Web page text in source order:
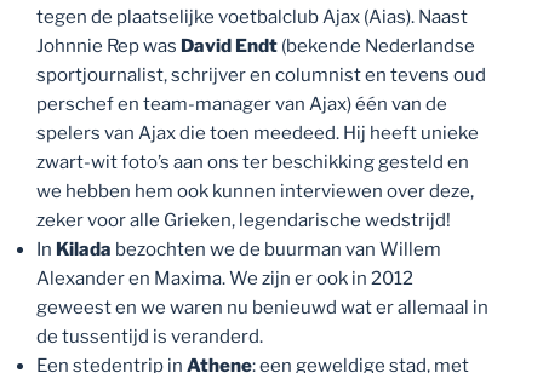
tegen de plaatselijke voetbalclub Ajax (Aias). Naast
Johnnie Rep was David Endt (bekende Nederlandse
sportjournalist, schrijver en columnist en tevens oud
perschef en team-manager van Ajax) één van de
spelers van Ajax die toen meedeed. Hij heeft unieke
zwart-wit foto’s aan ons ter beschikking gesteld en
we hebben hem ook kunnen interviewen over deze,
zeker voor alle Grieken, legendarische wedstrijd!
In Kilada bezochten we de buurman van Willem
Alexander en Maxima. We zijn er ook in 2012
geweest en we waren nu benieuwd wat er allemaal in
de tussentijd is veranderd.
Een stedentrip in Athene: een geweldige stad, met